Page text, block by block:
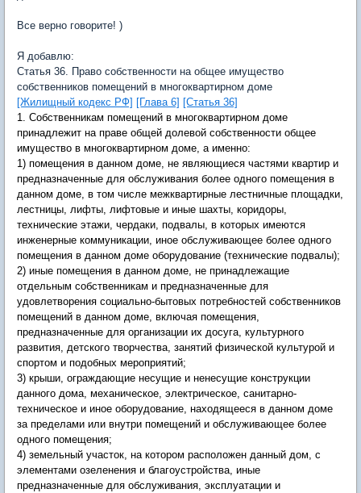
Все верно говорите! )
Я добавлю:
Статья 36. Право собственности на общее имущество
собственников помещений в многоквартирном доме
[Жилищный кодекс РФ] [Глава 6] [Статья 36]
1. Собственникам помещений в многоквартирном доме
принадлежит на праве общей долевой собственности общее
имущество в многоквартирном доме, а именно:
1) помещения в данном доме, не являющиеся частями квартир и
предназначенные для обслуживания более одного помещения в
данном доме, в том числе межквартирные лестничные площадки,
лестницы, лифты, лифтовые и иные шахты, коридоры,
технические этажи, чердаки, подвалы, в которых имеются
инженерные коммуникации, иное обслуживающее более одного
помещения в данном доме оборудование (технические подвалы);
2) иные помещения в данном доме, не принадлежащие
отдельным собственникам и предназначенные для
удовлетворения социально-бытовых потребностей собственников
помещений в данном доме, включая помещения,
предназначенные для организации их досуга, культурного
развития, детского творчества, занятий физической культурой и
спортом и подобных мероприятий;
3) крыши, ограждающие несущие и ненесущие конструкции
данного дома, механическое, электрическое, санитарно-
техническое и иное оборудование, находящееся в данном доме
за пределами или внутри помещений и обслуживающее более
одного помещения;
4) земельный участок, на котором расположен данный дом, с
элементами озеленения и благоустройства, иные
предназначенные для обслуживания, эксплуатации и